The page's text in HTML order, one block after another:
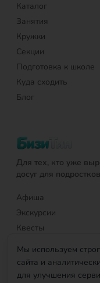
Каталог
Занятия
Кружки
Секции
Подготовка к школе
Куда сходить
Блог
Для тех, кто уже
досуг для
Афиша
Экскурсии
Квесты
Занятия
Мы используем
сайта и
для улучшения